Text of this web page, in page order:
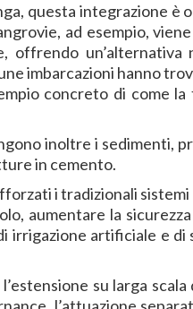
questa integrazione
ad esempio,
offrendo
imbarcazioni hanno
concreto di come
inoltre i sedimenti,
in cemento.
i tradizionali
aumentare la
irrigazione artificiale e
su larga